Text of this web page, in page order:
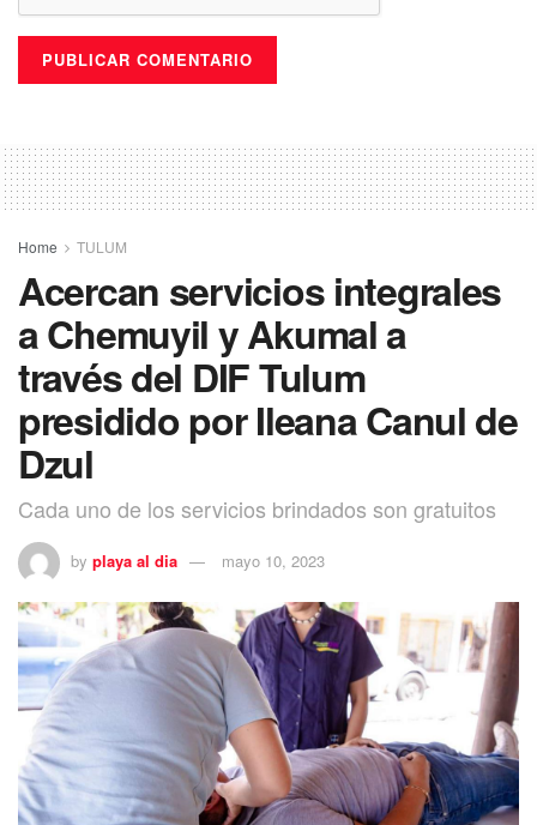
Home TULUM
Acercan servicios integrales
a Chemuyil y Akumal a
través del DIF Tulum
presidido por Ileana Canul de
Dzul
Cada uno de los servicios brindados son gratuitos
by playa al dia mayo 10, 2023